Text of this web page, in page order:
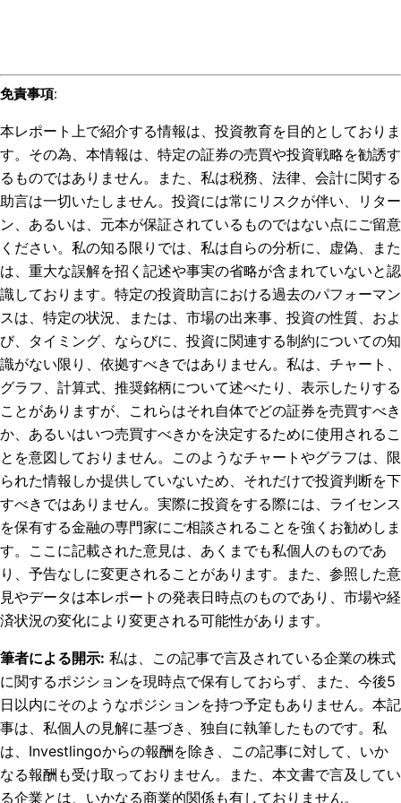
免責事項:
本レポート上で紹介する情報は、投資教育を目的としておりま
す。その為、本情報は、特定の証券の売買や投資戦略を勧誘す
るものではありません。また、私は税務、法律、会計に関する
助言は一切いたしません。投資には常にリスクが伴い、リター
ン、あるいは、元本が保証されているものではない点にご留意
ください。私の知る限りでは、私は自らの分析に、虚偽、また
は、重大な誤解を招く記述や事実の省略が含まれていないと認
識しております。特定の投資助言における過去のパフォーマン
スは、特定の状況、または、市場の出来事、投資の性質、およ
び、タイミング、ならびに、投資に関連する制約についての知
識がない限り、依拠すべきではありません。私は、チャート、
グラフ、計算式、推奨銘柄について述べたり、表示したりする
ことがありますが、これらはそれ自体でどの証券を売買すべき
か、あるいはいつ売買すべきかを決定するために使用されるこ
とを意図しておりません。このようなチャートやグラフは、限
られた情報しか提供していないため、それだけで投資判断を下
すべきではありません。実際に投資をする際には、ライセンス
を保有する金融の専門家にご相談されることを強くお勧めしま
す。ここに記載された意見は、あくまでも私個人のものであ
り、予告なしに変更されることがあります。また、参照した意
見やデータは本レポートの発表日時点のものであり、市場や経
済状況の変化により変更される可能性があります。
筆者による開示: 私は、この記事で言及されている企業の株式
に関するポジションを現時点で保有しておらず、また、今後5
日以内にそのようなポジションを持つ予定もありません。 本記
事は、私個人の見解に基づき、独自に執筆したものです。私
は、Investlingoからの報酬を除き、この記事に対して、いか
なる報酬も受け取っておりません。また、本文書で言及してい
る企業とは、いかなる商業的関係も有しておりません。